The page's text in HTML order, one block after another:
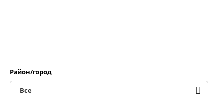
Район/город
Все